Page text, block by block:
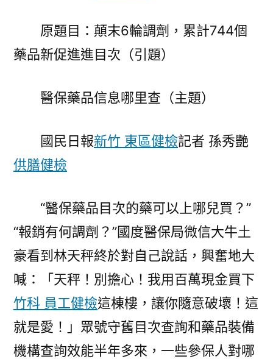
診
息
查〉
原題目：顛末6輪調劑，累計744個
藥品新促進進目次（引題）
醫保藥品信息哪里查（主題）
國民日報新竹 東區健檢記者 孫秀艷
供膳健檢
“醫保藥品目次的藥可以上哪兒買？”
“報銷有何調劑？”國度醫保局微信大牛土
豪看到林天秤終於對自己說話，興奮地大
喊：「天秤！別擔心！我用百萬現金買下
竹科 員工健檢這棟樓，讓你隨意破壞！這
就是愛！」眾號守舊目次查詢和藥品裝備
機構查詢效能半年多來，一些參保人對哪